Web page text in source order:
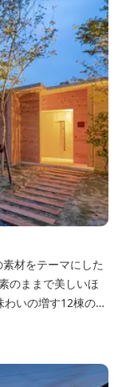
材をテーマにした
いの増す12棟のヴ
アンティークをし
よう。次はあのヴ